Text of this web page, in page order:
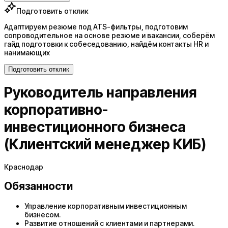
Подготовить отклик
Адаптируем резюме под ATS-фильтры, подготовим
сопроводительное на основе резюме и вакансии, соберём
гайд подготовки к собеседованию, найдём контакты HR и
нанимающих
Подготовить отклик
Руководитель направления
корпоративно-
инвестиционного бизнеса
(Клиентский менеджер КИБ)
Краснодар
Обязанности
Управление корпоративным инвестиционным
бизнесом.
Развитие отношений с клиентами и партнерами.